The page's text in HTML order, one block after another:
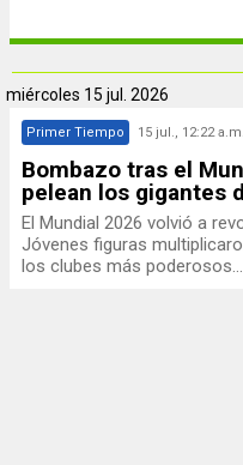
miércoles 15 jul. 2026
Primer Tiempo 15 jul., 12:22 a.m.
Bombazo tras el
pelean los gigantes
El Mundial 2026 volvió a
Jóvenes figuras
los clubes más poderosos...